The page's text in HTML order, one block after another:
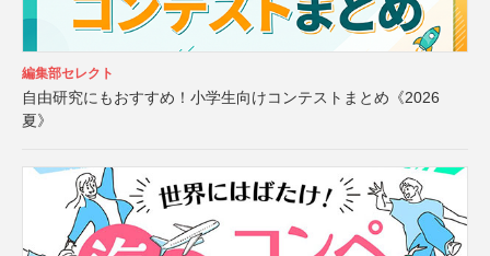
編集部セレクト
自由研究にもおすすめ！小学生向けコンテストまとめ《2026
夏》